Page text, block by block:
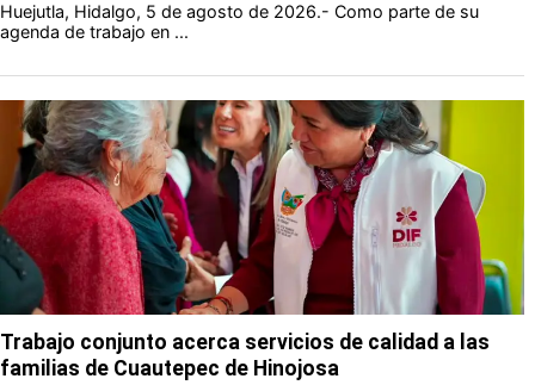
Huejutla, Hidalgo, 5 de agosto de 2026.- Como parte de su
agenda de trabajo en ...
Trabajo conjunto acerca servicios de calidad a las
familias de Cuautepec de Hinojosa